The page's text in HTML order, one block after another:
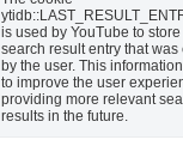
is used by YouTube to
search result entry that was
by the user. This
to improve the user
providing more relevant
results in the future.